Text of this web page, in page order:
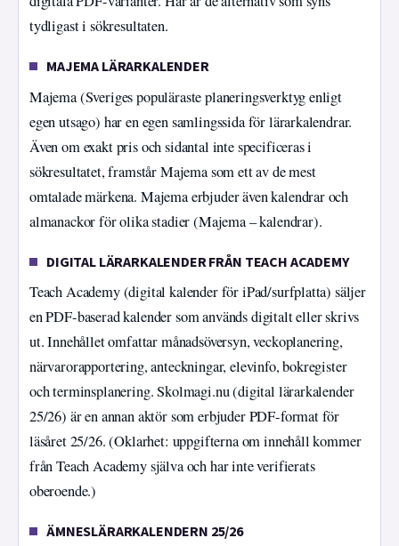
tydligast i sökresultaten.
MAJEMA LÄRARKALENDER
Majema (Sveriges populäraste planeringsverktyg enligt
egen utsago) har en egen samlingssida för lärarkalendrar.
Även om exakt pris och sidantal inte specificeras i
sökresultatet, framstår Majema som ett av de mest
omtalade märkena. Majema erbjuder även kalendrar och
almanackor för olika stadier (Majema – kalendrar).
DIGITAL LÄRARKALENDER FRÅN TEACH ACADEMY
Teach Academy (digital kalender för iPad/surfplatta) säljer
en PDF-baserad kalender som används digitalt eller skrivs
ut. Innehållet omfattar månadsöversyn, veckoplanering,
närvarorapportering, anteckningar, elevinfo, bokregister
och terminsplanering. Skolmagi.nu (digital lärarkalender
25/26) är en annan aktör som erbjuder PDF-format för
läsåret 25/26. (Oklarhet: uppgifterna om innehåll kommer
från Teach Academy själva och har inte verifierats
oberoende.)
ÄMNESLÄRARKALENDERN 25/26